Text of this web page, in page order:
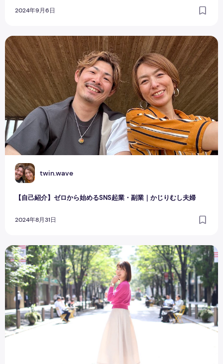
2024年9月6日
T twin.wave
【自己紹介】ゼロから始めるSNS起業・副業｜かじりむし夫婦
2024年8月31日
【自己紹介】ゼロから始めるSNS起業・副業｜かじりむし夫
今ある資格・好き！を活かした複業スタートをサポートして